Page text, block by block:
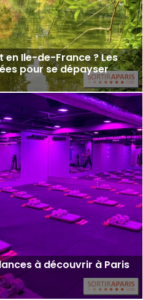
en Ile-de-France ? Les
pour se dépayser
à découvrir à Paris